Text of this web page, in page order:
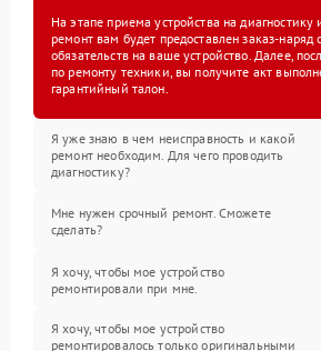
На этапе приема устройства на
ремонт вам будет предоставлен заказ-наряд
обязательств на ваше устройство. Далее,
по ремонту техники, вы получите акт
гарантийный талон.
Я уже знаю в чем неисправность и какой
ремонт необходим. Для чего проводить
диагностику?
Мне нужен срочный ремонт. Сможете
сделать?
Я хочу, чтобы мое устройство
ремонтировали при мне.
Я хочу, чтобы мое устройство
ремонтировалось только оригинальными